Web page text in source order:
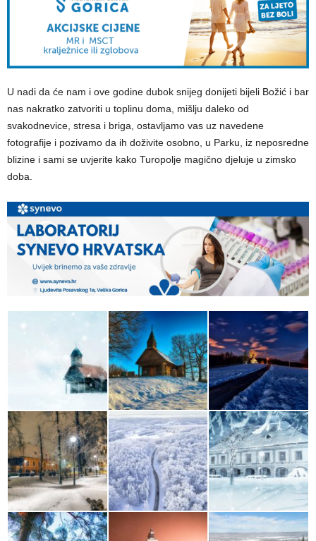
U nadi da će nam i ove godine dubok snijeg donijeti bijeli Božić i bar
nas nakratko zatvoriti u toplinu doma, mišlju daleko od
svakodnevice, stresa i briga, ostavljamo vas uz navedene
fotografije i pozivamo da ih doživite osobno, u Parku, iz neposredne
blizine i sami se uvjerite kako Turopolje magično djeluje u zimsko
doba.